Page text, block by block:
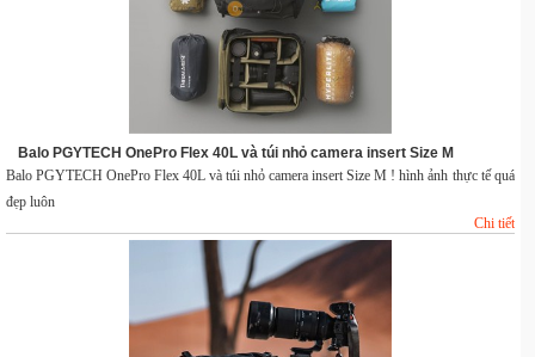
Balo PGYTECH OnePro Flex 40L và túi nhỏ camera insert Size M
Balo PGYTECH OnePro Flex 40L và túi nhỏ camera insert Size M ! hình ảnh thực tế quá
đẹp luôn
Chi tiết